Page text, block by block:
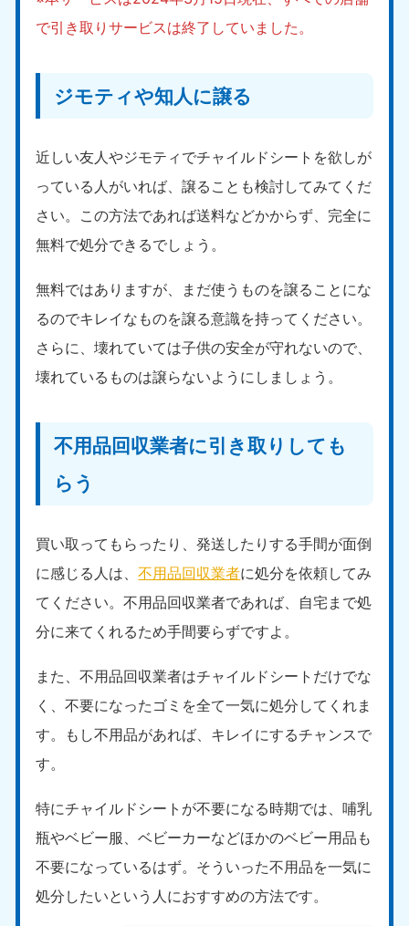
で引き取りサービスは終了していました。
ジモティや知人に譲る
近しい友人やジモティでチャイルドシートを欲しが
っている人がいれば、譲ることも検討してみてくだ
さい。この方法であれば送料などかからず、完全に
無料で処分できるでしょう。
無料ではありますが、まだ使うものを譲ることにな
るのでキレイなものを譲る意識を持ってください。
さらに、壊れていては子供の安全が守れないので、
壊れているものは譲らないようにしましょう。
不用品回収業者に引き取りしても
らう
買い取ってもらったり、発送したりする手間が面倒
に感じる人は、不用品回収業者に処分を依頼してみ
てください。不用品回収業者であれば、自宅まで処
分に来てくれるため手間要らずですよ。
また、不用品回収業者はチャイルドシートだけでな
く、不要になったゴミを全て一気に処分してくれま
す。もし不用品があれば、キレイにするチャンスで
す。
特にチャイルドシートが不要になる時期では、哺乳
瓶やベビー服、ベビーカーなどほかのベビー用品も
不要になっているはず。そういった不用品を一気に
処分したいという人におすすめの方法です。